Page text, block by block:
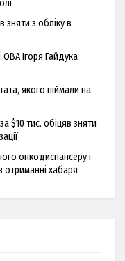
зняти з обліку в
ОВА Ігоря Гайдука
якого піймали на
$10 тис. обіцяв зняти
онкодиспансеру і
отриманні хабаря